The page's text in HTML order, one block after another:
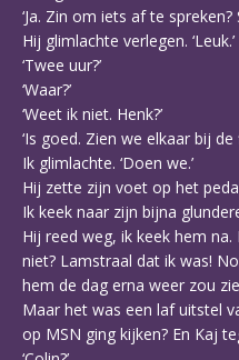
‘Ja. Zin om iets af te spreken?
Hij glimlachte verlegen. ‘Leuk.’
‘Twee uur?’
‘Waar?’
‘Weet ik niet. Henk?’
‘Is goed. Zien we elkaar bij de
Ik glimlachte. ‘Doen we.’
Hij zette zijn voet op het
Ik keek naar zijn bijna
Hij reed weg, ik keek hem
niet? Lamstraal dat ik was!
hem de dag erna weer zou
Maar het was een laf uitstel
op MSN ging kijken? En Kaj